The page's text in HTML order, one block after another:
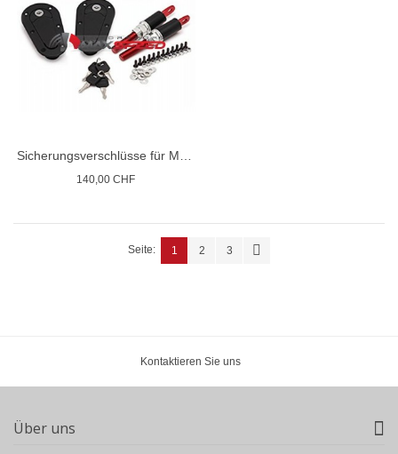
Sicherungsverschlüsse für Motorhauben Rennsport
140,00 CHF
Seite: 1 2 3
Kontaktieren Sie uns
Über uns